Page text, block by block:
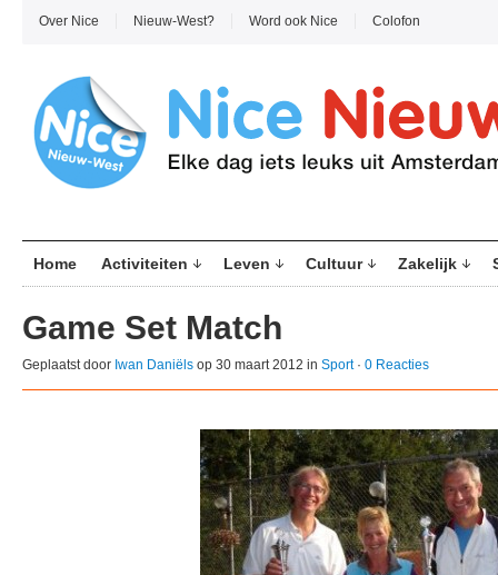
Over Nice Nieuw-West? Word ook Nice Colofon
Home Activiteiten Leven Cultuur Zakelijk
Game Set Match
Geplaatst door Iwan Daniëls op 30 maart 2012 in Sport· 0 Reacties